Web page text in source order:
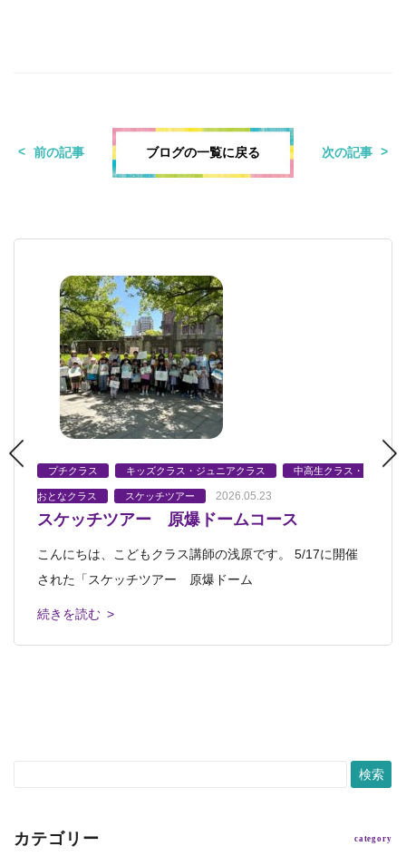
前の記事 ブログの一覧に戻る 次の記事
プチクラス キッズクラス・ジュニアクラス 中高生クラス・
おとなクラス スケッチツアー 2026.05.23
スケッチツアー 原爆ドームコース
こんにちは、こどもクラス講師の浅原です。 5/17に開催
された「スケッチツアー 原爆ドーム
続きを読む >
プチクラス キッズクラス・ジュニアクラス スケッチツア
ー 2026.04.27
スケッチツアー ＠安佐動物公園
こんにちは こどもクラス講師の市場です。 4月26日に、
安佐動物公園にてスケッチツアーを
続きを読む >
プチクラス キッズクラス・ジュニアクラス 中高生クラス・
おとなクラス 芸大美大受験科 スケッチツアー
2026.04.11
スケッチツアー 広島市現代美術館
広島市現代美術館でスケッチツアーを開催しました。 現
代美術館のナビゲーターによる解説 展覧
プレプチ プチクラス キッズクラス・ジュニアクラス
中高生クラス・おとなクラス 会員さんへのお知らせ
チツアー 2026.04.02
江田島青少年交流の家へ視察 ファミリーア
ートキャンプ in 江田島
こんにちは！ こどもクラス講師の樺澤です。 春らしい
プチクラス キッズクラス・ジュニアクラス 中高生クラス・
おとなクラス スケッチツアー 2025.05.31
スケッチツアー 原爆ドーム
こんにちは！ こどもクラス講師の市場です。 ５月中
旬、原爆ドームでスケッチツアーを開催しま
続きを読む >
カテゴリー